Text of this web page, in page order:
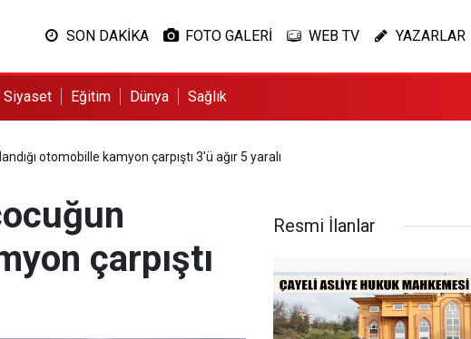
SON DAKİKA FOTO GALERİ WEB TV YAZARLAR
Siyaset Eğitim Dünya Sağlık
otomobille kamyon çarpıştı 3'ü ağır 5 yaralı
çarpıştı
Resmi İlanlar